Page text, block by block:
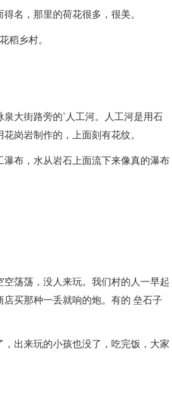
名，那里的荷花很多，很美。
稻乡村。
大街路旁的`人工河。人工河是用石
岗岩制作的，上面刻有花纹。
布，水从岩石上面流下来像真的瀑布
荡荡，没人来玩。我们村的人一早起
买那种一丢就响的炮。有的 垒石子
出来玩的小孩也没了，吃完饭，大家